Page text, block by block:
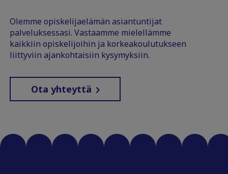
Olemme opiskelijaelämän asiantuntijat
palveluksessasi. Vastaamme mielellämme
kaikkiin opiskelijoihin ja korkeakoulutukseen
liittyviin ajankohtaisiin kysymyksiin.
Ota yhteyttä